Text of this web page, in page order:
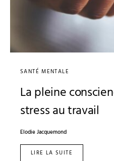
SANTÉ MENTALE
La pleine
stress au travail
Elodie Jacquemond
LIRE LA SUITE